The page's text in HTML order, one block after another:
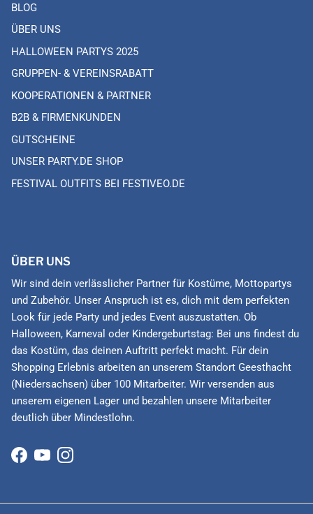
BLOG
ÜBER UNS
HALLOWEEN PARTYS 2025
GRUPPEN- & VEREINSRABATT
KOOPERATIONEN & PARTNER
B2B & FIRMENKUNDEN
GUTSCHEINE
UNSER PARTY.DE SHOP
FESTIVAL OUTFITS BEI FESTIVEO.DE
ÜBER UNS
Wir sind dein verlässlicher Partner für Kostüme, Mottopartys
und Zubehör. Unser Anspruch ist es, dich mit dem perfekten
Look für jede Party und jedes Event auszustatten. Ob
Halloween, Karneval oder Kindergeburtstag: Bei uns findest du
das Kostüm, das deinen Auftritt perfekt macht. Für dein
Shopping Erlebnis arbeiten an unserem Standort Geesthacht
(Niedersachsen) über 100 Mitarbeiter. Wir versenden aus
unserem eigenen Lager und bezahlen unsere Mitarbeiter
deutlich über Mindestlohn.
Facebook
YouTubeInstagram